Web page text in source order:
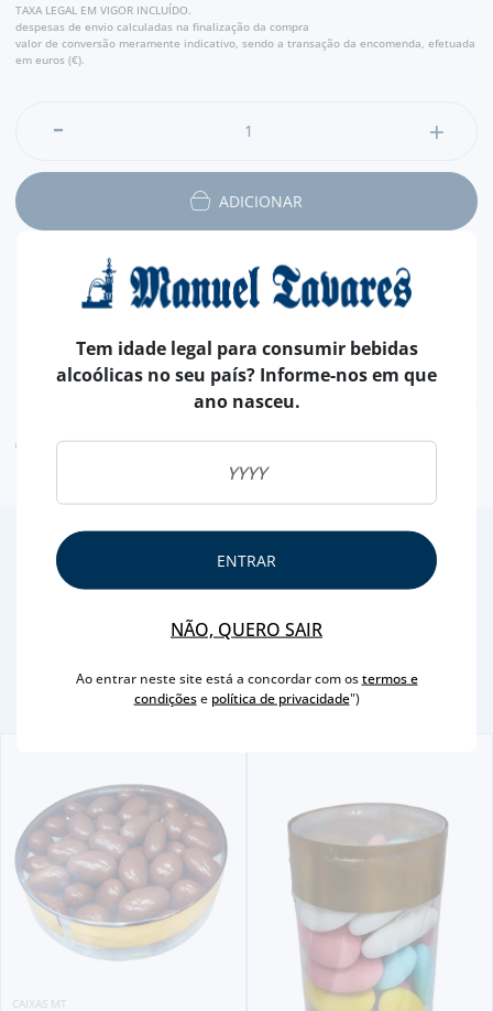
TAXA LEGAL EM VIGOR INCLUÍDO.
despesas de envio calculadas na finalização da compra
valor de conversão meramente indicativo, sendo a transação da encomenda, efetuada
em euros (€).
ADICIONAR
NUTRICIONAL & ALERGÉNIOS
AVISO ALERGÉNEO
/4
Outras Sugestões
Tem idade legal para consumir bebidas
alcoólicas no seu país? Informe-nos em que
ano nasceu.
ENTRAR
NÃO, QUERO SAIR
Ao entrar neste site está a concordar com ostermos e
condiçõese política de privacidade")